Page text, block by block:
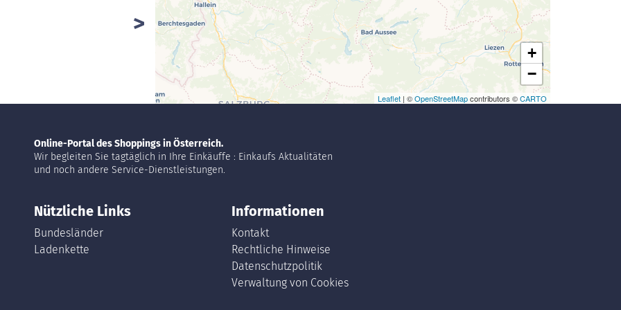
+
−
Leaflet | ©OpenStreetMapcontributors ©CARTO
Online-Portal des Shoppings in Österreich.
Wir begleiten Sie tagtäglich in Ihre Einkäuffe : Einkaufs Aktualitäten
und noch andere Service-Dienstleistungen.
Nützliche Links
Bundesländer
Ladenkette
Informationen
Kontakt
Rechtliche Hinweise
Datenschutzpolitik
Verwaltung von Cookies